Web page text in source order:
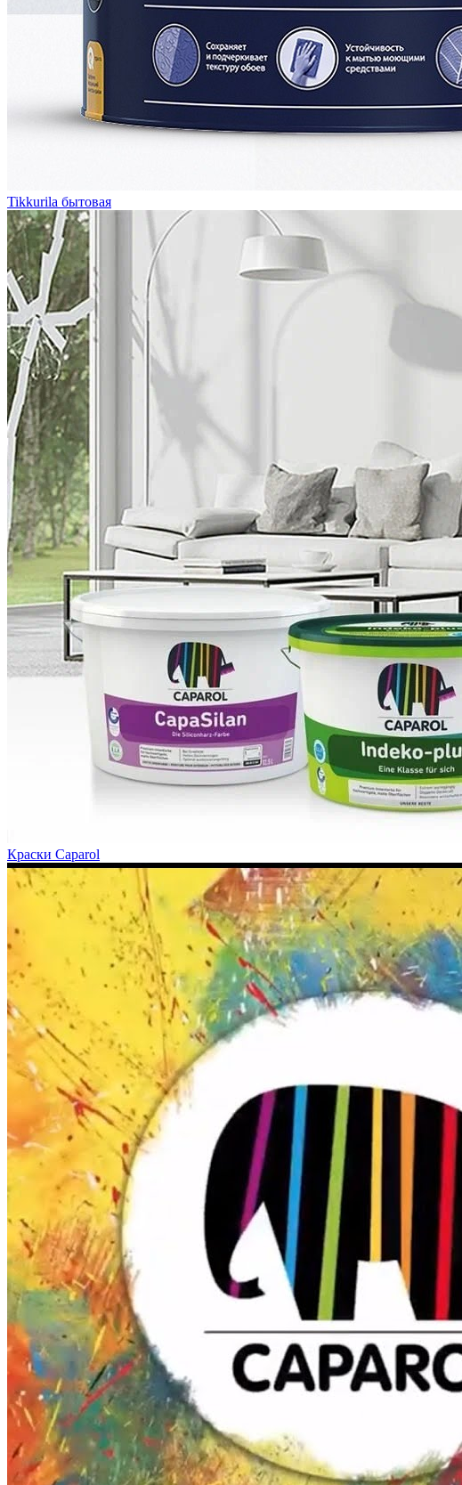
Tikkurila бытовая
Краски Caparol